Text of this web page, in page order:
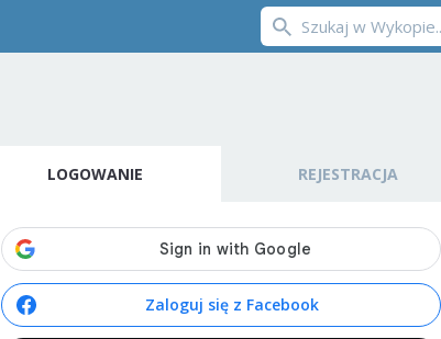
LOGOWANIE REJESTRACJA
Zaloguj się z Facebook